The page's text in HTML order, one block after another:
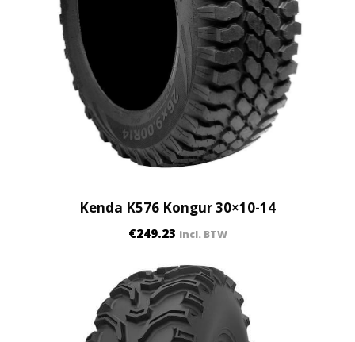
Kenda K576 Kongur 30×10-14
€249.23 incl. BTW